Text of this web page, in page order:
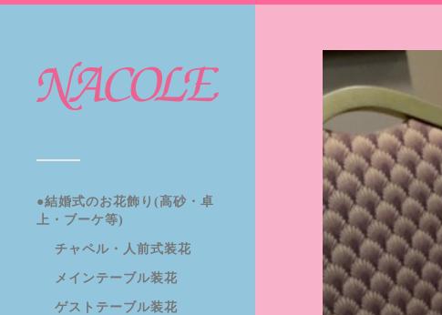
●結婚式のお花飾り(高砂・卓
上・ブーケ等)
チャペル・人前式装花
メインテーブル装花
ゲストテーブル装花